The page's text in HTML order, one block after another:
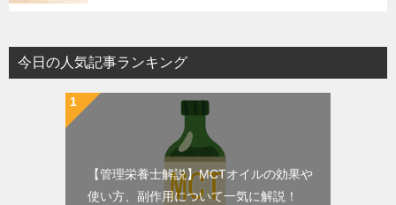
今日の人気記事ランキング
【管理栄養士解説】MCTオイルの効果や
使い方、副作用について一気に解説！